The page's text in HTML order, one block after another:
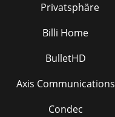
Privatsphäre
Billi Home
BulletHD
Axis Communications
Condec